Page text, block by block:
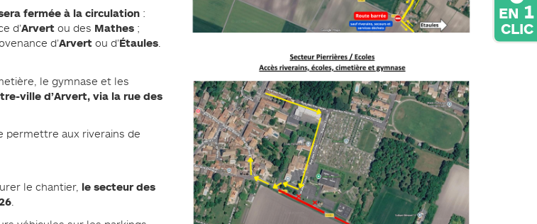
fermée à la circulation :
d’Arvert ou des Mathes ;
d’Arvert ou d’Étaules.
le gymnase et les
ville d’Arvert, via la rue des
permettre aux riverains de
le chantier, le secteur des
EN 1
CLIC